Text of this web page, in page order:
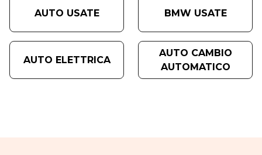
AUTO USATE BMW USATE
AUTO ELETTRICA
AUTO CAMBIO
AUTOMATICO